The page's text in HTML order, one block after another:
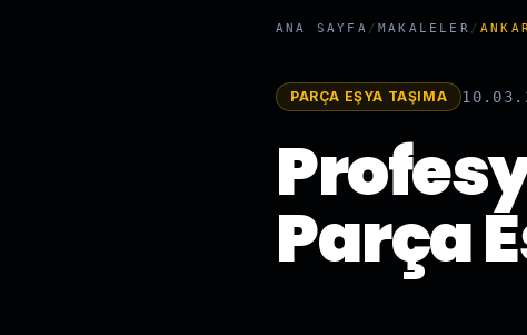
ANA SAYFA /MAKALELER /
PARÇA EŞYA TAŞIMA
Parça